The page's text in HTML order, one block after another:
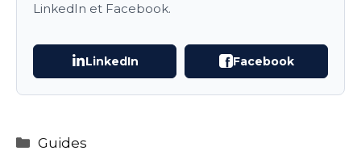
LinkedIn et Facebook.
LinkedIn Facebook
Catégories
Guides